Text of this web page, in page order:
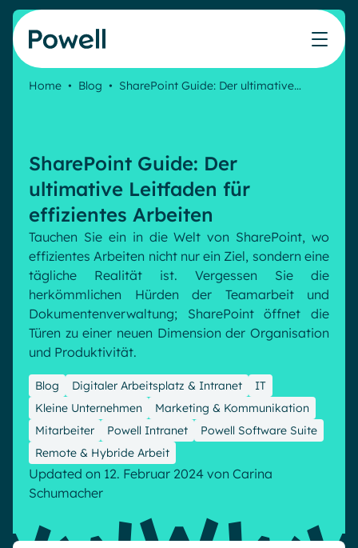
Skip to content
HR Plattform
Interne Kommunikation
Interne Kommunikation
Employee Journey & Engagement
Virtuelles Büro
AI Augmented Digital Workplace
Digital Hub
Wissensbasis
Effizientes Wissensmanagement am Arbeitsplatz
Produkte
Ihre MS-Governance-Lösung
Intranet-Funktionen
Analytische
Erweiterte Anpassung und Design
Generative KI
Partner
Treten Sie dem Expertennetzwerk von Powell bei
Finden Sie den besten Verbündeten, um Ihr Intranet-
Projekt zum Erfolg zu führen
Microsoft x Powell = ♡
Zertifizierter Microsoft-Experte
Ressourcen
Webinare
Veranstaltungen
White papers
Success stories
Unsere Kunden
EnglishFrançaisDeutsch
Home • Blog • SharePoint Guide: Der ultimative…
SharePoint Guide: Der
ultimative Leitfaden für
effizientes Arbeiten
Tauchen Sie ein in die Welt von SharePoint, wo
effizientes Arbeiten nicht nur ein Ziel, sondern eine
tägliche Realität ist. Vergessen Sie die
herkömmlichen Hürden der Teamarbeit und
Dokumentenverwaltung; SharePoint öffnet die
Türen zu einer neuen Dimension der Organisation
und Produktivität.
Blog Digitaler Arbeitsplatz & Intranet
IT
Kleine Unternehmen
Marketing & Kommunikation
Mitarbeiter
Powell Intranet
Powell Software Suite
Remote & Hybride Arbeit
Updated on 12. Februar 2024 von Carina
Schumacher